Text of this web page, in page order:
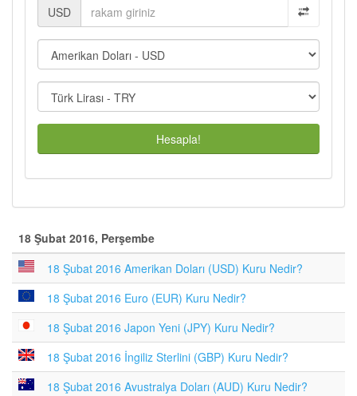
USD
Hesapla!
18 Şubat 2016, Perşembe
18 Şubat 2016 Amerikan Doları (USD) Kuru Nedir?
18 Şubat 2016 Euro (EUR) Kuru Nedir?
18 Şubat 2016 Japon Yeni (JPY) Kuru Nedir?
18 Şubat 2016 İngiliz Sterlini (GBP) Kuru Nedir?
18 Şubat 2016 Avustralya Doları (AUD) Kuru Nedir?